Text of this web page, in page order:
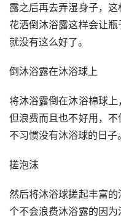
露之后再去弄湿身子，
花洒倒沐浴露这样会让
就没有这么好了。
倒沐浴露在沐浴球上
将沐浴露倒在沐浴棉球
但浪费而且也不好用，
不习惯没有沐浴球的日子。
搓泡沫
然后将沐浴球搓起丰富
个不会浪费沐浴露的因